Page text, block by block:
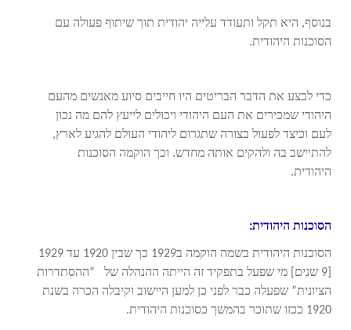
בנוסף, היא תקל ותעודד עלייה יהודית תוך שיתוף פעולה עם
הסוכנות היהודית.
כדי לבצע את הדבר הבריטים היו חייבים סיוע מאנשים מהעם
היהודי שמכירים את העם היהודי ויכולים לייעץ להם מה נכון
לעם וכיצד לפעול בצורה שתגרום ליהודי העולם להגיע לארץ,
להתיישב בה ולהקים אותה מחדש. וכך הוקמה הסוכנות
היהודית.
הסוכנות היהודית:
הסוכנות היהודית בשמה הוקמה ב1929 כך שבין 1920 עד 1929
[9 שנים] מי שפעל בתפקיד זה הייתה ההנהלה של “ההסתדרות
הציונית” שפעלה כבר לפני כן למען היישוב וקיבלה הכרה בשנת
1920 ככזו שתוכר בהמשך כסוכנות היהודית.